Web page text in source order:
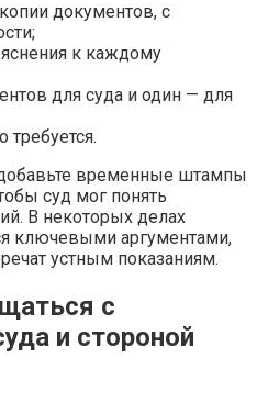
документов, с
к каждому
для суда и один — для
требуется.
временные штампы
суд мог понять
В некоторых делах
ключевыми аргументами,
устным показаниям.
с
и стороной